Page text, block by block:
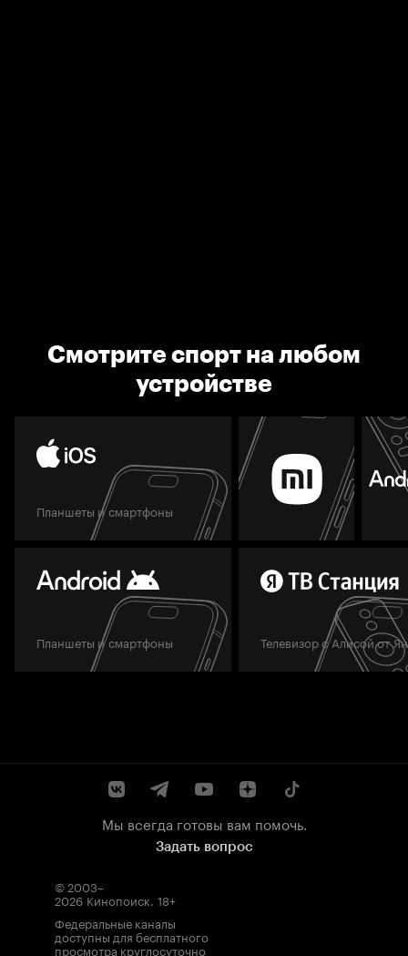
Смотрите спорт на любом
устройстве
Планшеты и смартфоны
Планшеты и смартфоны Телевизор с Алисой от
Мы всегда готовы вам помочь.
Задать вопрос
© 2003–
2026 Кинопоиск. 18+
Федеральные каналы
доступны для бесплатного
просмотра круглосуточно